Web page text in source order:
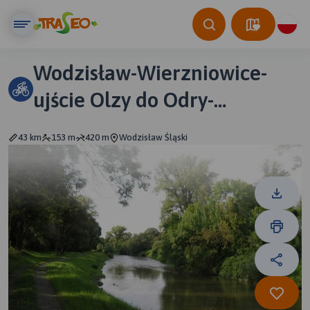
Wodzisław-Wierzniowice-
ujście Olzy do Odry-
Bohumin-Wodzisław
43 km 153 m 420 m Wodzisław Śląski